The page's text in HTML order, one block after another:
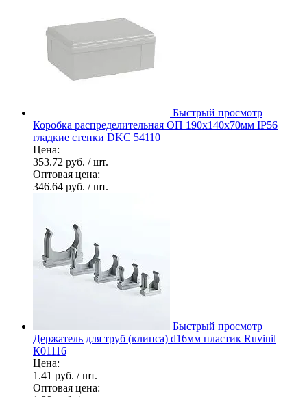
Быстрый просмотр
Коробка распределительная ОП 190х140х70мм IP56
гладкие стенки DKC 54110
Цена:
353.72 руб. / шт.
Оптовая цена:
346.64 руб. / шт.
Быстрый просмотр
Держатель для труб (клипса) d16мм пластик Ruvinil
К01116
Цена:
1.41 руб. / шт.
Оптовая цена: